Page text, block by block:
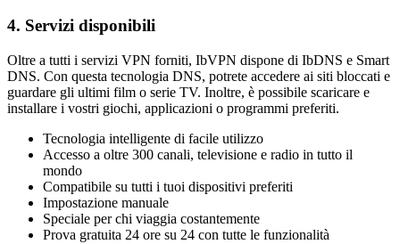
4. Servizi disponibili
Oltre a tutti i servizi VPN forniti, IbVPN dispone di IbDNS e Smart
DNS. Con questa tecnologia DNS, potrete accedere ai siti bloccati e
guardare gli ultimi film o serie TV. Inoltre, è possibile scaricare e
installare i vostri giochi, applicazioni o programmi preferiti.
Tecnologia intelligente di facile utilizzo
Accesso a oltre 300 canali, televisione e radio in tutto il
mondo
Compatibile su tutti i tuoi dispositivi preferiti
Impostazione manuale
Speciale per chi viaggia costantemente
Prova gratuita 24 ore su 24 con tutte le funzionalità